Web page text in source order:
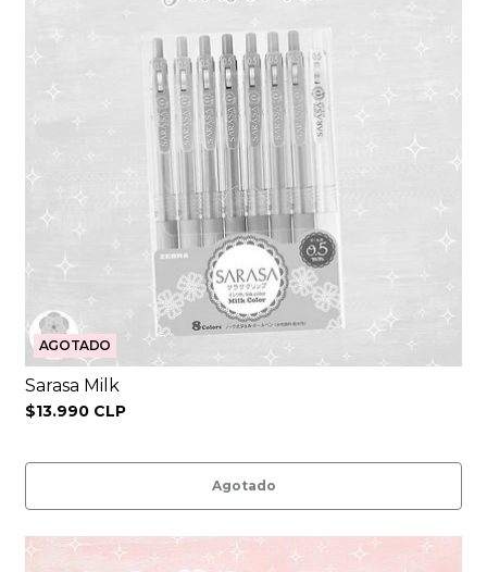
AGOTADO
Sarasa Milk
$13.990 CLP
Agotado